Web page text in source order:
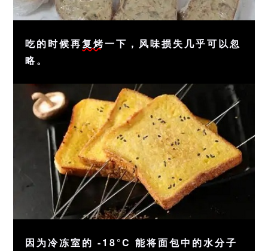
吃的时候再复烤一下，风味损失几乎可以忽
略。
因为冷冻室的 -18°C 能将面包中的水分子